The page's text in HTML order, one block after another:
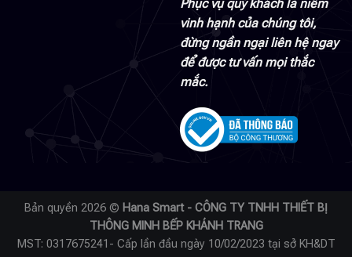
Phục vụ quý khách là niềm
vinh hạnh của chúng tôi,
đừng ngần ngại liên hệ ngay
để được tư vấn mọi thắc
mắc.
Bản quyền 2026 © Hana Smart - CÔNG TY TNHH THIẾT BỊ
THÔNG MINH BẾP KHÁNH TRANG
MST: 0317675241- Cấp lần đầu ngày 10/02/2023 tại sở KH&DT